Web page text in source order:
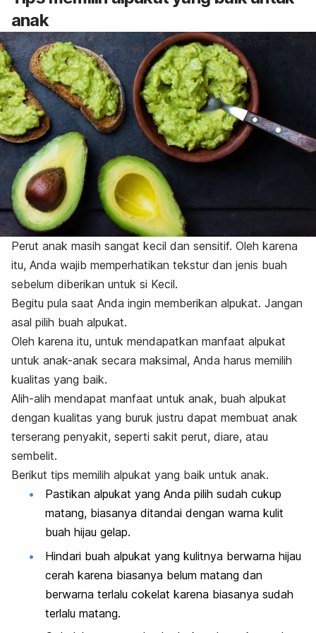
anak
Perut anak masih sangat kecil dan sensitif. Oleh karena
itu, Anda wajib memperhatikan tekstur dan jenis buah
sebelum diberikan untuk si Kecil.
Begitu pula saat Anda ingin memberikan alpukat. Jangan
asal pilih buah alpukat.
Oleh karena itu, untuk mendapatkan manfaat alpukat
untuk anak-anak secara maksimal, Anda harus memilih
kualitas yang baik.
Alih-alih mendapat manfaat untuk anak, buah alpukat
dengan kualitas yang buruk justru dapat membuat anak
terserang penyakit, seperti sakit perut, diare, atau
sembelit.
Berikut tips memilih alpukat yang baik untuk anak.
Pastikan alpukat yang Anda pilih sudah cukup
matang, biasanya ditandai dengan warna kulit
buah hijau gelap.
Hindari buah alpukat yang kulitnya berwarna hijau
cerah karena biasanya belum matang dan
berwarna terlalu cokelat karena biasanya sudah
terlalu matang.